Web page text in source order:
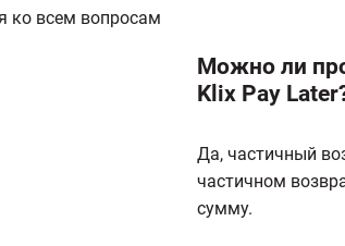
ко всем вопросам
Можно ли
Klix Pay
Да, частичный
частичном
сумму.